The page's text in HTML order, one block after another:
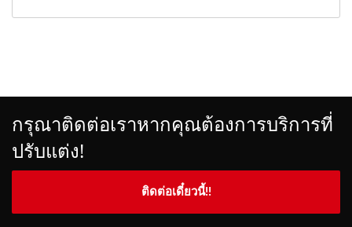
กรุณาติดต่อเราหากคุณต้องการบริการที่
ปรับแต่ง!
ติดต่อเดี๋ยวนี้!!